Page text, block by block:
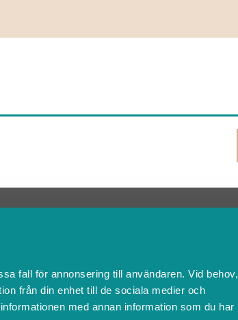
fall för annonsering till användaren. Vid behov,
från din enhet till de sociala medier och
med annan information som du har